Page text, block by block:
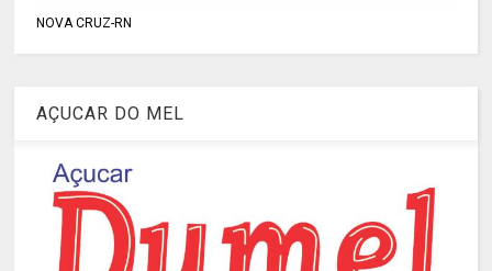
NOVA CRUZ-RN
AÇUCAR DO MEL